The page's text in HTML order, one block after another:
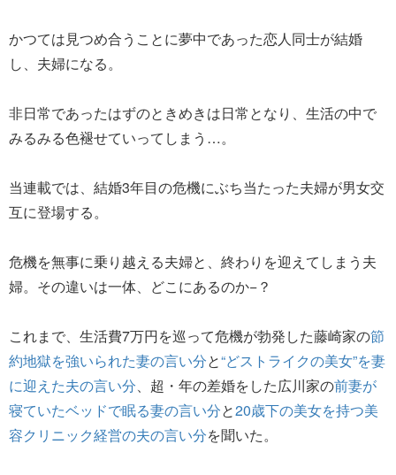
かつては見つめ合うことに夢中であった恋人同士が結婚
し、夫婦になる。
非日常であったはずのときめきは日常となり、生活の中で
みるみる色褪せていってしまう…。
当連載では、結婚3年目の危機にぶち当たった夫婦が男女交
互に登場する。
危機を無事に乗り越える夫婦と、終わりを迎えてしまう夫
婦。その違いは一体、どこにあるのか−？
これまで、生活費7万円を巡って危機が勃発した藤崎家の節
約地獄を強いられた妻の言い分と“どストライクの美女”を妻
に迎えた夫の言い分 、超・年の差婚をした広川家の前妻が
寝ていたベッドで眠る妻の言い分と20歳下の美女を持つ美
容クリニック経営の夫の言い分を聞いた。